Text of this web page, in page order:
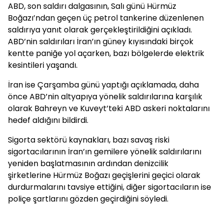
ABD, son saldırı dalgasının, Salı günü Hürmüz
Boğazı’ndan geçen üç petrol tankerine düzenlenen
saldırıya yanıt olarak gerçekleştirildiğini açıkladı.
ABD’nin saldırıları İran’ın güney kıyısındaki birçok
kentte paniğe yol açarken, bazı bölgelerde elektrik
kesintileri yaşandı.
İran ise Çarşamba günü yaptığı açıklamada, daha
önce ABD’nin altyapıya yönelik saldırılarına karşılık
olarak Bahreyn ve Kuveyt’teki ABD askeri noktalarını
hedef aldığını bildirdi.
Sigorta sektörü kaynakları, bazı savaş riski
sigortacılarının İran’ın gemilere yönelik saldırılarını
yeniden başlatmasının ardından denizcilik
şirketlerine Hürmüz Boğazı geçişlerini geçici olarak
durdurmalarını tavsiye ettiğini, diğer sigortacıların ise
poliçe şartlarını gözden geçirdiğini söyledi.